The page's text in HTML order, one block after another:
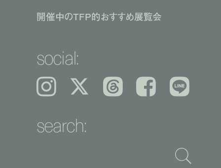
開催中のTFP的おすすめ展覧会
social:
Instagram 𝕏 Threads Facebook LINE
search: